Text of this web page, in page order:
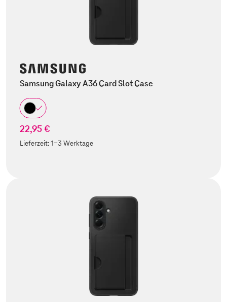
Samsung Galaxy A36 Card Slot Case
22,95 €
Lieferzeit:1-3 Werktage